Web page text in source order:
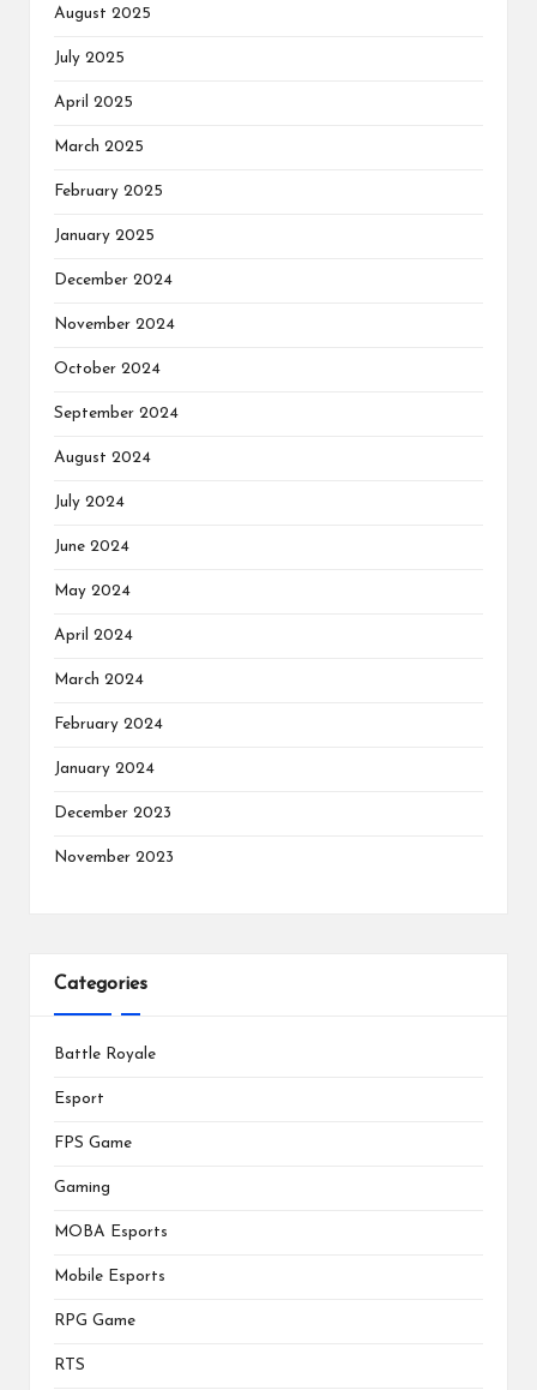
August 2025
July 2025
April 2025
March 2025
February 2025
January 2025
December 2024
November 2024
October 2024
September 2024
August 2024
July 2024
June 2024
May 2024
April 2024
March 2024
February 2024
January 2024
December 2023
November 2023
Categories
Battle Royale
Esport
FPS Game
Gaming
MOBA Esports
Mobile Esports
RPG Game
RTS